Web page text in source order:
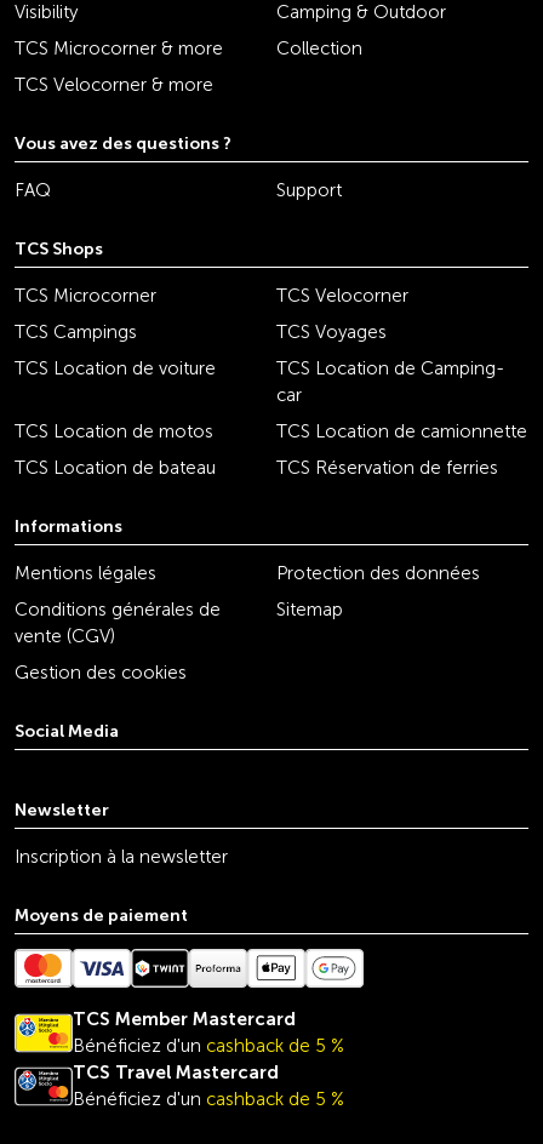
Visibility
Camping & Outdoor
TCS Microcorner & more
Collection
TCS Velocorner & more
Vous avez des questions ?
FAQ Support
TCS Shops
TCS Microcorner
TCS Velocorner
TCS Campings
TCS Voyages
TCS Location de voiture
TCS Location de Camping-
car
TCS Location de motos
TCS Location de camionnette
TCS Location de bateau
TCS Réservation de ferries
Informations
Mentions légales
Protection des données
Conditions générales de
vente (CGV)
Sitemap
Gestion des cookies
Social Media
Newsletter
Inscription à la newsletter
Moyens de paiement
TCS Member Mastercard
Bénéficiez d'un cashback de 5 %
TCS Travel Mastercard
Bénéficiez d'un cashback de 5 %